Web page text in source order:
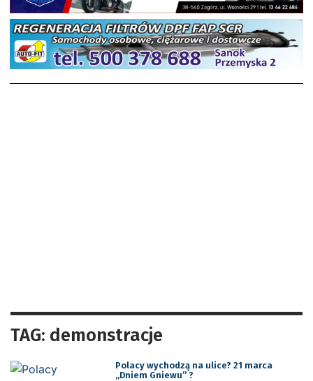
TAG: demonstracje
Polacy wychodzą na ulice? 21 marca
„Dniem Gniewu” ?